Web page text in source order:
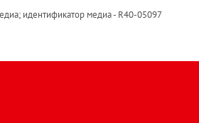
идентификатор медиа - R40-05097